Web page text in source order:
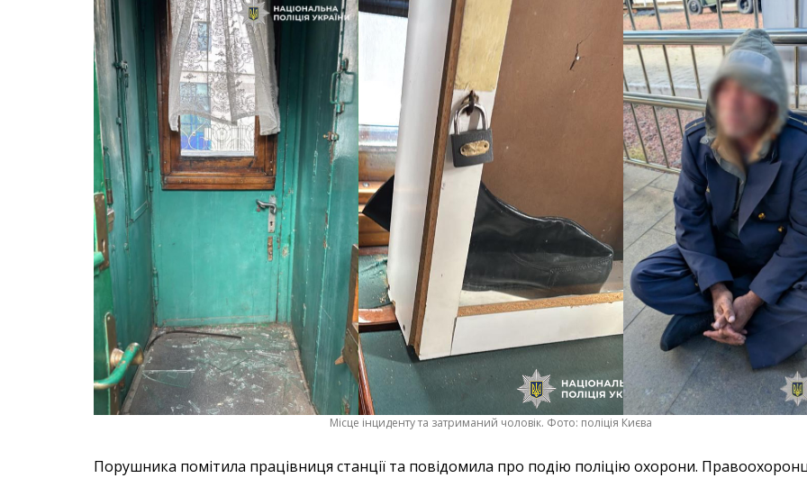
Місце інциденту та затриманий чоловік. Фото: поліція Києва
Порушника помітила працівниця станції та повідомила про подію поліцію охорони.